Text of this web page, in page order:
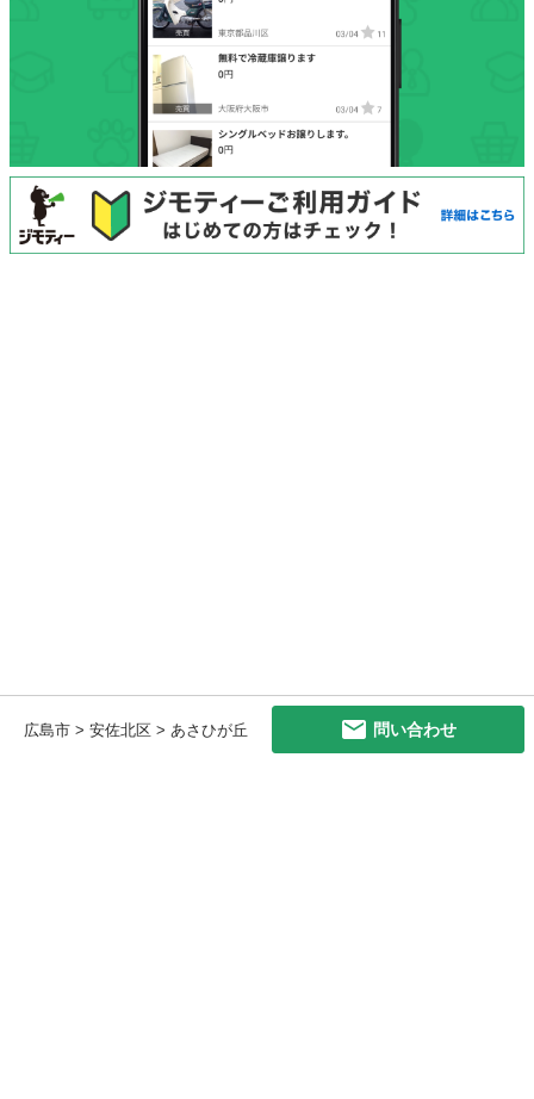
広島市 > 安佐北区 > あさひが丘 問い合わせ